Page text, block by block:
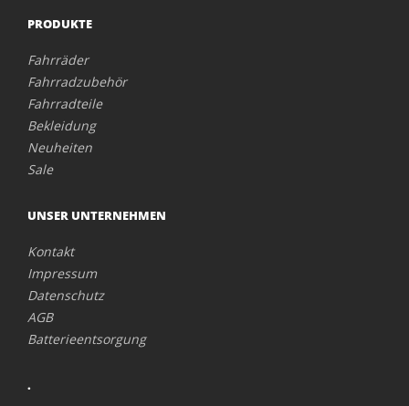
PRODUKTE
Fahrräder
Fahrradzubehör
Fahrradteile
Bekleidung
Neuheiten
Sale
UNSER UNTERNEHMEN
Kontakt
Impressum
Datenschutz
AGB
Batterieentsorgung
.